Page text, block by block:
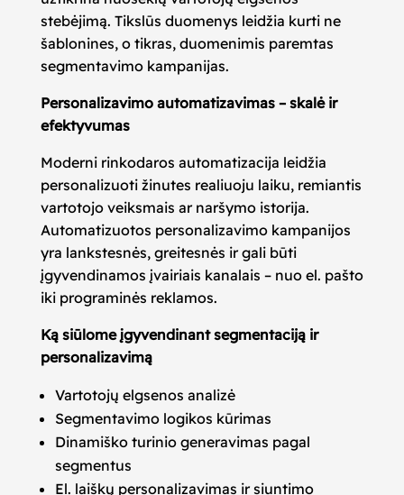
stebėjimą. Tikslūs duomenys leidžia kurti ne
šablonines, o tikras, duomenimis paremtas
segmentavimo kampanijas.
Personalizavimo automatizavimas – skalė ir
efektyvumas
Moderni rinkodaros automatizacija leidžia
personalizuoti žinutes realiuoju laiku, remiantis
vartotojo veiksmais ar naršymo istorija.
Automatizuotos personalizavimo kampanijos
yra lankstesnės, greitesnės ir gali būti
įgyvendinamos įvairiais kanalais – nuo el. pašto
iki programinės reklamos.
Ką siūlome įgyvendinant segmentaciją ir
personalizavimą
Vartotojų elgsenos analizė
Segmentavimo logikos kūrimas
Dinamiško turinio generavimas pagal
segmentus
El. laiškų personalizavimas ir siuntimo